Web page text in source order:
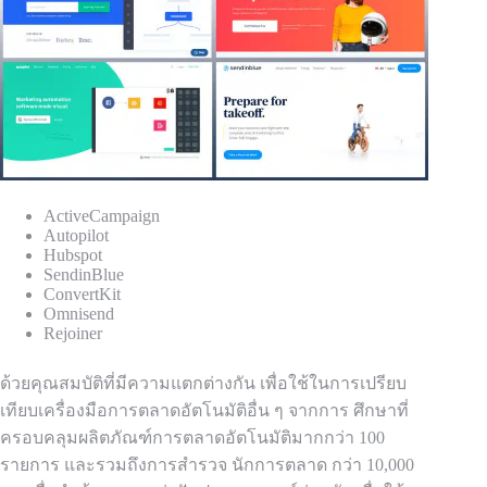
ActiveCampaign
Autopilot
Hubspot
SendinBlue
ConvertKit
Omnisend
Rejoiner
ด้วยคุณสมบัติที่มีความแตกต่างกัน เพื่อใช้ในการเปรียบ
เทียบเครื่องมือการตลาดอัตโนมัติอื่น ๆ จากการ ศึกษาที่
ครอบคลุมผลิตภัณฑ์การตลาดอัตโนมัติมากกว่า 100
รายการ และรวมถึงการสำรวจ นักการตลาด กว่า 10,000